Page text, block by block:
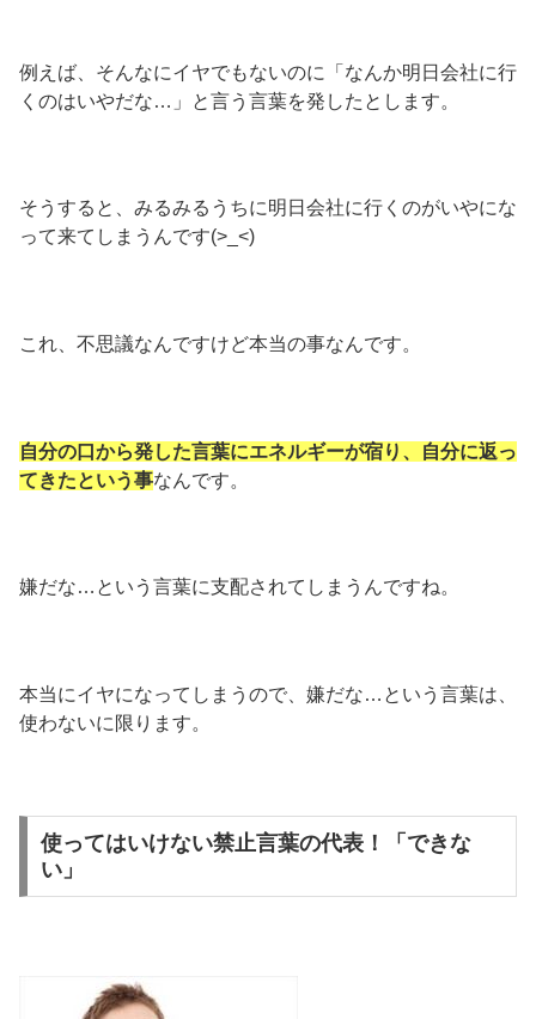
例えば、そんなにイヤでもないのに「なんか明日会社に行
くのはいやだな…」と言う言葉を発したとします。
そうすると、みるみるうちに明日会社に行くのがいやにな
って来てしまうんです(>_<)
これ、不思議なんですけど本当の事なんです。
自分の口から発した言葉にエネルギーが宿り、自分に返っ
てきたという事なんです。
嫌だな…という言葉に支配されてしまうんですね。
本当にイヤになってしまうので、嫌だな…という言葉は、
使わないに限ります。
使ってはいけない禁止言葉の代表！「できな
い」